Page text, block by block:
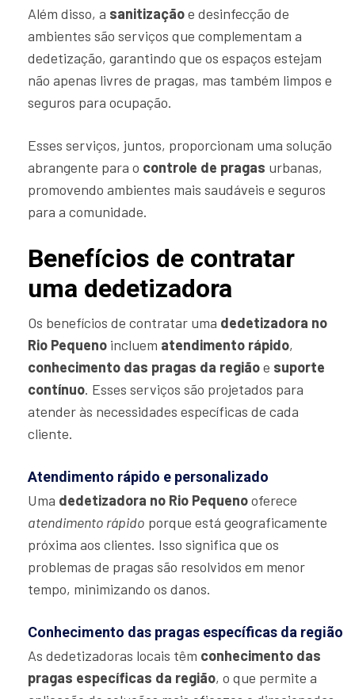
Além disso, a sanitizaçãoe desinfecção de
ambientes são serviços que complementam a
dedetização, garantindo que os espaços estejam
não apenas livres de pragas, mas também limpos e
seguros para ocupação.
Esses serviços, juntos, proporcionam uma solução
abrangente para o controle de pragas urbanas,
promovendo ambientes mais saudáveis e seguros
para a comunidade.
Benefícios de contratar
uma dedetizadora
Os benefícios de contratar uma dedetizadora no
Rio Pequeno incluem atendimento rápido,
conhecimento das pragas da regiãoe suporte
contínuo. Esses serviços são projetados para
atender às necessidades específicas de cada
cliente.
Atendimento rápido e personalizado
Uma dedetizadora no Rio Pequenooferece
atendimento rápido porque está geograficamente
próxima aos clientes. Isso significa que os
problemas de pragas são resolvidos em menor
tempo, minimizando os danos.
Conhecimento das pragas específicas da região
As dedetizadoras locais têm conhecimento das
pragas específicas da região, o que permite a